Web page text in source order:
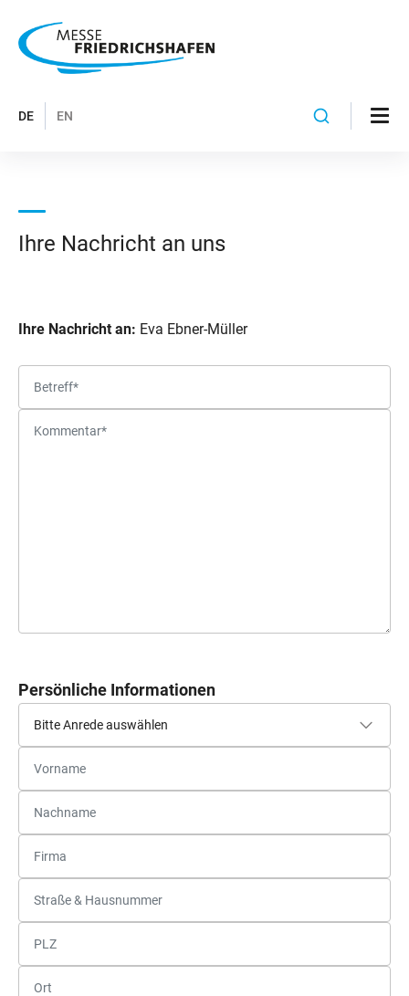
DE EN
Ihre Nachricht an uns
Ihre Nachricht an: Eva Ebner-Müller
Persönliche Informationen